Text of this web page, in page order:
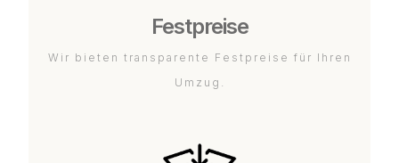
Festpreise
Wir bieten transparente Festpreise für Ihren
Umzug.